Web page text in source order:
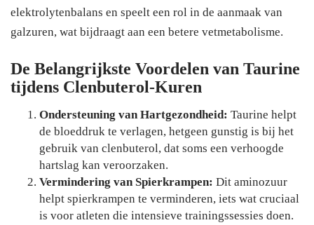
elektrolytenbalans en speelt een rol in de aanmaak van
galzuren, wat bijdraagt aan een betere vetmetabolisme.
De Belangrijkste Voordelen van Taurine
tijdens Clenbuterol-Kuren
Ondersteuning van Hartgezondheid: Taurine helpt
de bloeddruk te verlagen, hetgeen gunstig is bij het
gebruik van clenbuterol, dat soms een verhoogde
hartslag kan veroorzaken.
Vermindering van Spierkrampen: Dit aminozuur
helpt spierkrampen te verminderen, iets wat cruciaal
is voor atleten die intensieve trainingssessies doen.